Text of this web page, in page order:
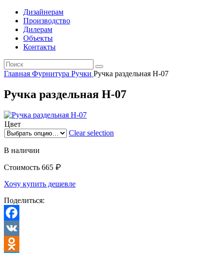
Дизайнерам
Производство
Дилерам
Объекты
Контакты
Главная Фурнитура Ручки Ручка раздельная H-07
Ручка раздельная H-07
Цвет
Clear selection
В наличии
Стоимость 665 ₽
Хочу купить дешевле
Поделиться:
Facebook
VK